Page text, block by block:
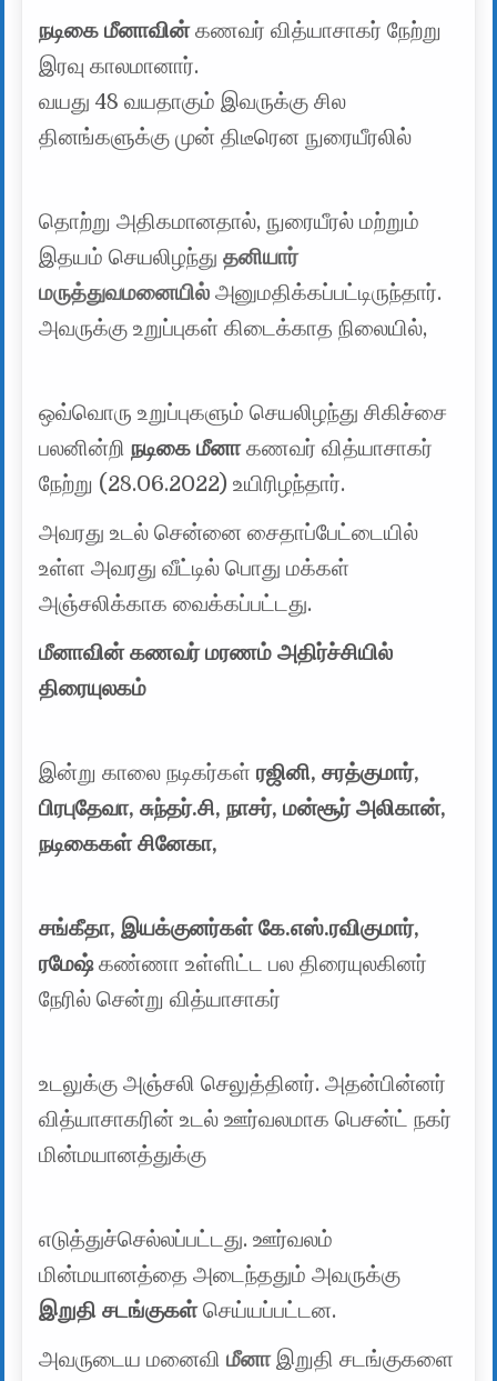
நடிகை மீனாவின்கணவர் வித்யாசாகர் நேற்று
இரவு காலமானார்.
வயது 48 வயதாகும் இவருக்கு சில
தினங்களுக்கு முன் திடீரென நுரையீரலில்
தொற்று அதிகமானதால், நுரையீரல் மற்றும்
இதயம் செயலிழந்துதனியார்
மருத்துவமனையில் அனுமதிக்கப்பட்டிருந்தார்.
அவருக்கு உறுப்புகள் கிடைக்காத நிலையில்,
ஒவ்வொரு உறுப்புகளும் செயலிழந்து சிகிச்சை
பலனின்றிநடிகை மீனாகணவர் வித்யாசாகர்
நேற்று (28.06.2022) உயிரிழந்தார்.
அவரது உடல் சென்னை சைதாப்பேட்டையில்
உள்ள அவரது வீட்டில் பொது மக்கள்
அஞ்சலிக்காக வைக்கப்பட்டது.
மீனாவின் கணவர் மரணம் அதிர்ச்சியில்
திரையுலகம்
இன்று காலை நடிகர்கள்ரஜினி, சரத்குமார்,
பிரபுதேவா, சுந்தர்.சி, நாசர், மன்சூர் அலிகான்,
நடிகைகள் சினேகா,
சங்கீதா, இயக்குனர்கள் கே.எஸ்.ரவிகுமார்,
ரமேஷ்கண்ணா உள்ளிட்ட பல திரையுலகினர்
நேரில் சென்று வித்யாசாகர்
உடலுக்கு அஞ்சலி செலுத்தினர். அதன்பின்னர்
வித்யாசாகரின் உடல் ஊர்வலமாக பெசன்ட் நகர்
மின்மயானத்துக்கு
எடுத்துச்செல்லப்பட்டது. ஊர்வலம்
மின்மயானத்தை அடைந்ததும் அவருக்கு
இறுதி சடங்குகள்செய்யப்பட்டன.
அவருடைய மனைவிமீனாஇறுதி சடங்குகளை